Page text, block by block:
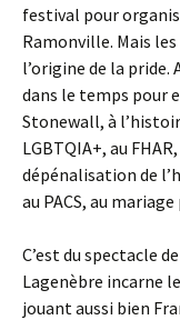
festival pour
Ramonville. Mais
l’origine de la
dans le temps pour
Stonewall, à
LGBTQIA+, au
dépénalisation de
au PACS, au
C’est du spectacle
Lagenèbre incarne
jouant aussi bien